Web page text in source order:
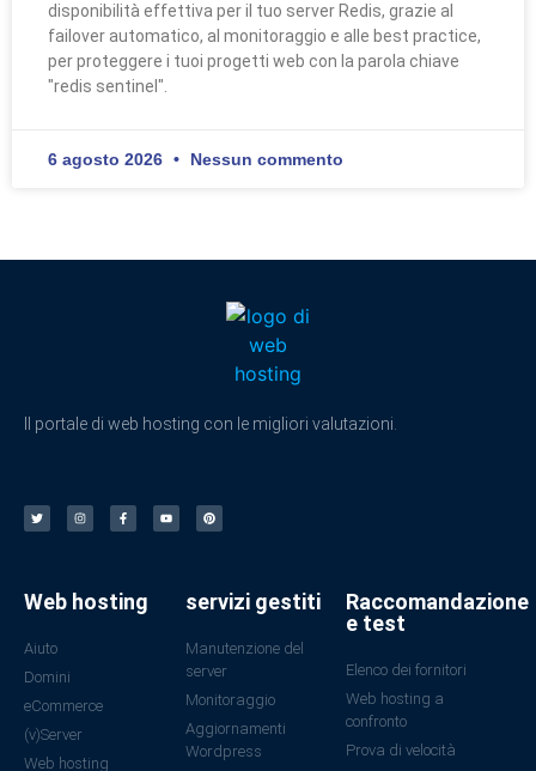
disponibilità effettiva per il tuo server Redis, grazie al
failover automatico, al monitoraggio e alle best practice,
per proteggere i tuoi progetti web con la parola chiave
"redis sentinel".
6 agosto 2026 Nessun commento
Il portale di web hosting con le migliori valutazioni.
Web hosting
Aiuto
Domini
eCommerce
(v)Server
Web hosting
servizi gestiti
Manutenzione del
server
Monitoraggio
Aggiornamenti
Wordpress
Raccomandazione
e test
Elenco dei fornitori
Web hosting a
confronto
Prova di velocità